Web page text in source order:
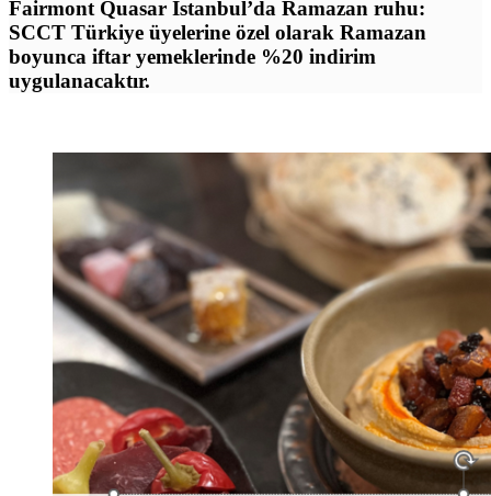
Fairmont Quasar Istanbul’da Ramazan ruhu:
SCCT Türkiye üyelerine özel olarak Ramazan
boyunca iftar yemeklerinde %20 indirim
uygulanacaktır.